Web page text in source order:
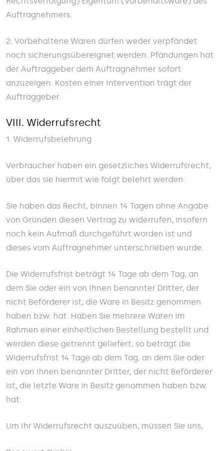
Auftragnehmers.
2. Vorbehaltene Waren dürfen weder verpfändet
noch sicherungsübereignet werden. Pfändungen hat
der Auftraggeber dem Auftragnehmer sofort
anzuzeigen. Kosten einer Intervention trägt der
Auftraggeber.
VIII. Widerrufsrecht
1. Widerrufsbelehrung
Verbraucher haben ein gesetzliches Widerrufsrecht,
über das sie hiermit wie folgt belehrt werden:
Sie haben das Recht, binnen 14 Tagen ohne Angabe
von Gründen diesen Vertrag zu widerrufen, insofern
noch kein Aufmaß durchgeführt worden ist und
dieses vom Auftragnehmer unterschrieben wurde.
Die Widerrufsfrist beträgt 14 Tage ab dem Tag, an
dem Sie oder ein von Ihnen benannter Dritter, der
nicht Beförderer ist, die Ware in Besitz genommen
haben bzw. hat. Haben Sie mehrere Waren im
Rahmen einer einheitlichen Bestellung bestellt und
werden diese getrennt geliefert, so beträgt die
Widerrufsfrist 14 Tage ab dem Tag, an dem Sie oder
ein von Ihnen benannter Dritter, der nicht Beförderer
ist, die letzte Ware in Besitz genommen haben bzw.
hat.
Um Ihr Widerrufsrecht auszuüben, müssen Sie uns,